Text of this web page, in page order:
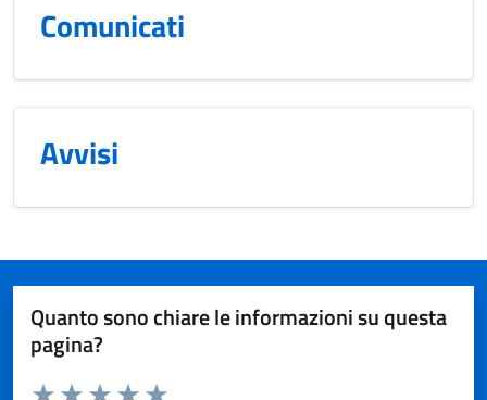
Comunicati
Avvisi
Quanto sono chiare le informazioni su questa
pagina?
Valuta da 1 a 5 stelle la pagina